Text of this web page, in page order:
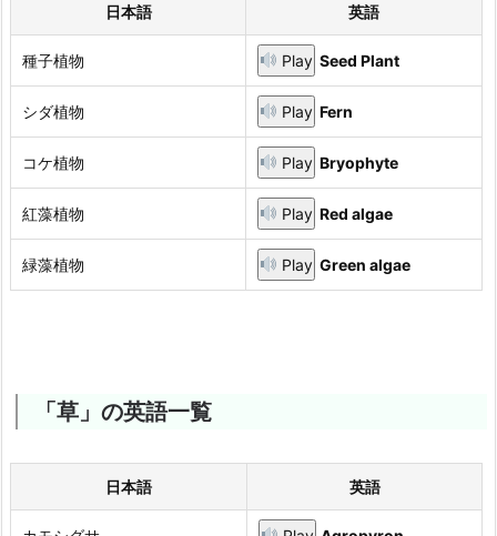
日本語 英語
種子植物 Play Seed Plant
シダ植物 Play Fern
コケ植物 Play Bryophyte
紅藻植物 Play Red algae
緑藻植物 Play Green algae
「草」の英語一覧
日本語 英語